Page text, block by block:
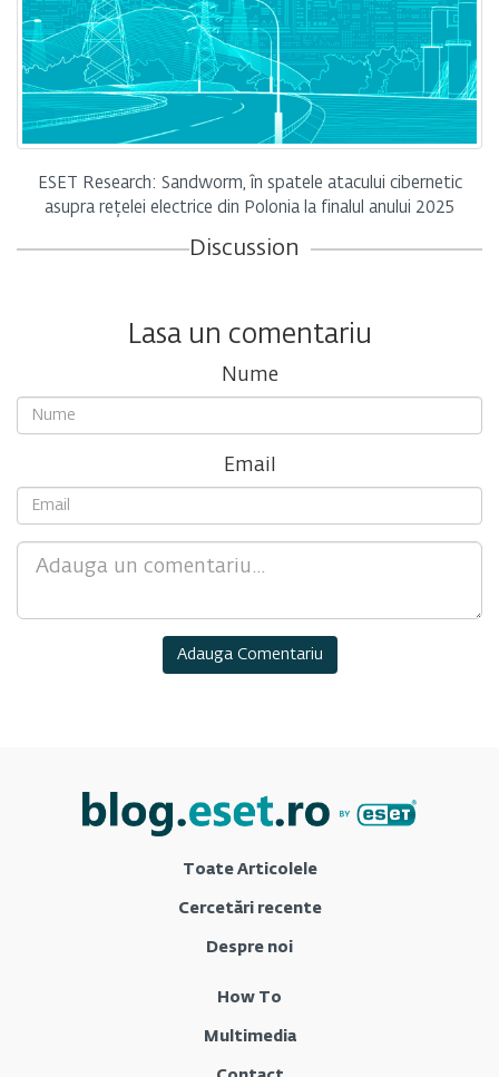
ESET Research: Sandworm, în spatele atacului cibernetic
asupra rețelei electrice din Polonia la finalul anului 2025
Discussion
Lasa un comentariu
Nume
Email
Toate Articolele
Cercetări recente
Despre noi
How To
Multimedia